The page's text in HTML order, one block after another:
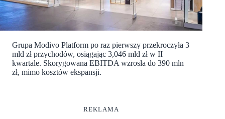
Grupa Modivo Platform po raz pierwszy przekroczyła 3
mld zł przychodów, osiągając 3,046 mld zł w II
kwartale. Skorygowana EBITDA wzrosła do 390 mln
zł, mimo kosztów ekspansji.
REKLAMA